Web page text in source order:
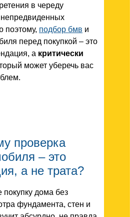
в череду
поэтому, подбор бмв и
перед покупкой – это
а критически
может уберечь вас
проверка
– это
а не трата?
покупку дома без
фундамента, стен и